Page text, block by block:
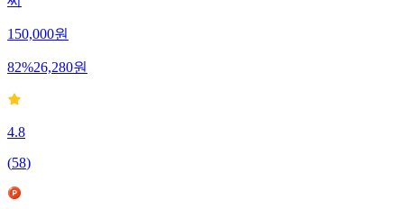
씨
150,000원
82%26,280원
4.8
(58)